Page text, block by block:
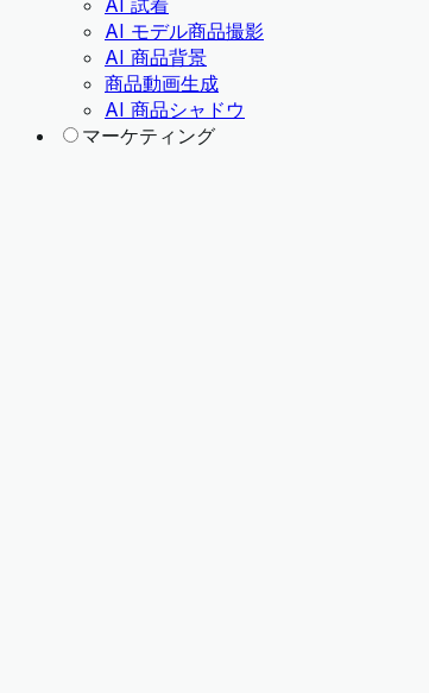
AI 試着
AI モデル商品撮影
AI 商品背景
商品動画生成
AI 商品シャドウ
マーケティング